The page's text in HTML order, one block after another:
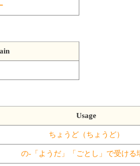
Usage
ちょうど（ちょうど）
の-「ようだ」「ごとし」で受ける